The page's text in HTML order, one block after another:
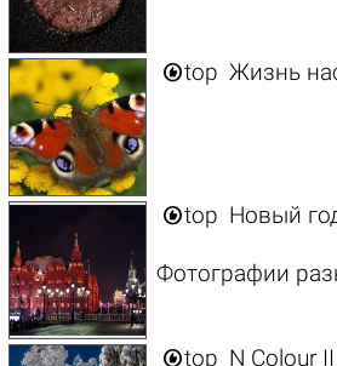
top Жизнь
top Новый
Фотографии
top N Colour II